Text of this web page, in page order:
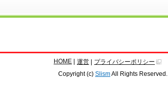
HOME 運営
プライバシーポリシー
Copyright (c) SlismAll Rights Reserved.